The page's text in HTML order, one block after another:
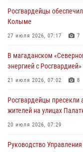
Росгвардейцы
Колыме
27 июля 2026, 07:17 7
В магаданском
энергией с Росгвардией»
21 июля 2026, 07:02 8
Росгвардейцы пресекли
жителей на улицах
20 июля 2026, 07:29
Руководство